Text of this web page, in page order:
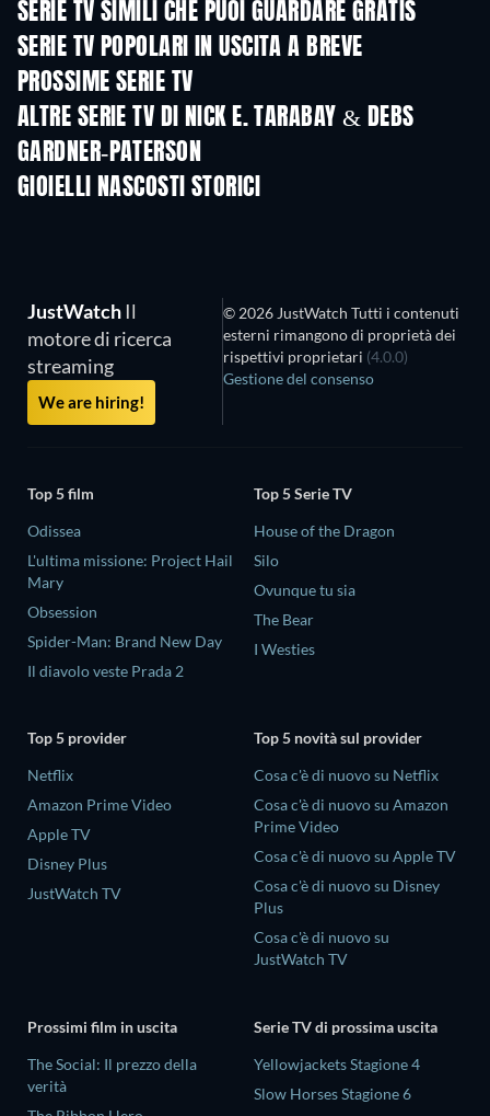
SERIE TV SIMILI CHE PUOI GUARDARE GRATIS
TV
SERIE TV POPOLARI IN USCITA A BREVE
TV TV
PROSSIME SERIE TV
Stagione 2
ALTRE SERIE TV DI NICK E. TARABAY & DEBS
GARDNER-PATERSON
TV
GIOIELLI NASCOSTI STORICI
JustWatch Il
motore di ricerca
streaming
We are hiring!
© 2026 JustWatch Tutti i contenuti
esterni rimangono di proprietà dei
rispettivi proprietari (4.0.0)
Gestione del consenso
Top 5 film
Odissea
L'ultima missione: Project Hail
Mary
Obsession
Spider-Man: Brand New Day
Il diavolo veste Prada 2
Top 5 Serie TV
House of the Dragon
Silo
Ovunque tu sia
The Bear
I Westies
Top 5 provider
Netflix
Amazon Prime Video
Apple TV
Disney Plus
JustWatch TV
Top 5 novità sul provider
Cosa c'è di nuovo su Netflix
Cosa c'è di nuovo su Amazon
Prime Video
Cosa c'è di nuovo su Apple TV
Cosa c'è di nuovo su Disney
Plus
Cosa c'è di nuovo su
JustWatch TV
Prossimi film in uscita
The Social: Il prezzo della
verità
Serie TV di prossima uscita
Yellowjackets Stagione 4
Slow Horses Stagione 6